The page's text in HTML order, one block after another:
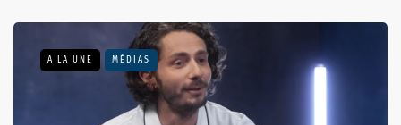
A LA UNE MÉDIAS